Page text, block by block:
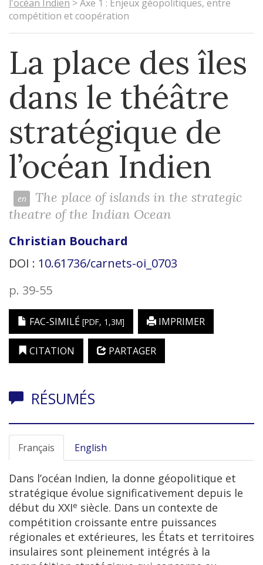
l'océan Indien >Axe 1 : Enjeux géopolitiques, entre
compétition et coopération
La place des îles
dans le théâtre
stratégique de
l’océan Indien
The place of islands in the strategic
theatre of the Indian Ocean
Christian Bouchard
DOI : 10.61736/carnets-oi_0703
p. 39-55
FAC-SIMILÉ [PDF, 1,3M] IMPRIMER
CITATION PARTAGER
RÉSUMÉS
Français English
Dans l’océan Indien, la donne géopolitique et
stratégique évolue significativement depuis le
début du XXIe siècle. Dans un contexte de
compétition croissante entre puissances
régionales et extérieures, les États et territoires
insulaires sont pleinement intégrés à la